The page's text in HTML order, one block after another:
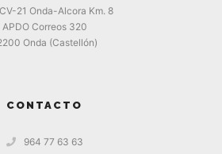
21 Onda-Alcora Km. 8
APDO Correos 320
Onda (Castellón)
CONTACTO
964 77 63 63